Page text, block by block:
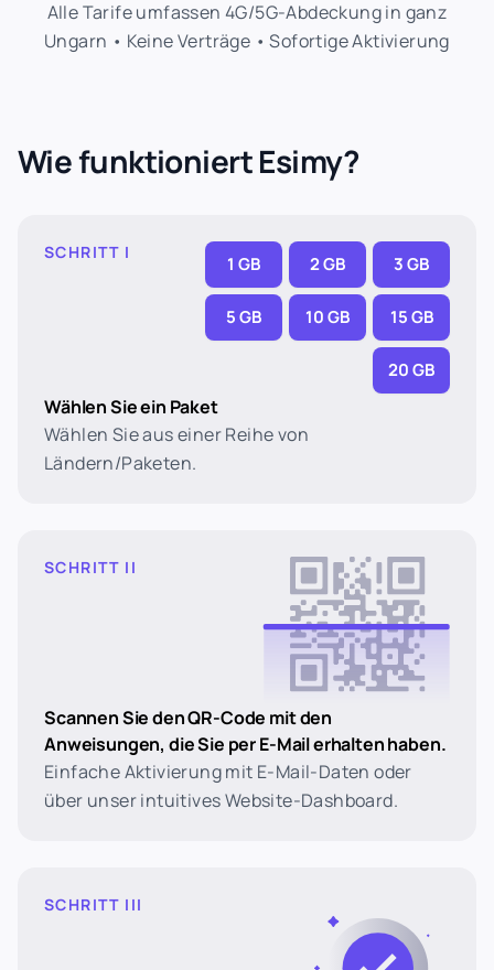
Alle Tarife umfassen 4G/5G-Abdeckung in ganz
Ungarn • Keine Verträge • Sofortige Aktivierung
Wie funktioniert Esimy?
SCHRITT I
1 GB 2 GB 3 GB
5 GB 10 GB 15 GB
20 GB
Wählen Sie ein Paket
Wählen Sie aus einer Reihe von
Ländern/Paketen.
SCHRITT II
Scannen Sie den QR-Code mit den
Anweisungen, die Sie per E-Mail erhalten haben.
Einfache Aktivierung mit E-Mail-Daten oder
über unser intuitives Website-Dashboard.
SCHRITT III